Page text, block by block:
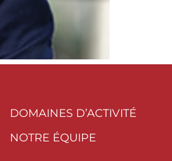
DOMAINES D’ACTIVITÉ
NOTRE ÉQUIPE